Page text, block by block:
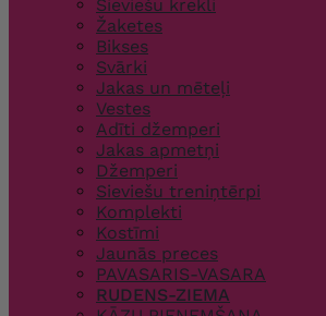
Sieviešu krekli
Žaketes
Bikses
Svārki
Jakas un mēteļi
Vestes
Adīti džemperi
Jakas apmetņi
Džemperi
Sieviešu treniņtērpi
Komplekti
Kostīmi
Jaunās preces
PAVASARIS-VASARA
RUDENS-ZIEMA